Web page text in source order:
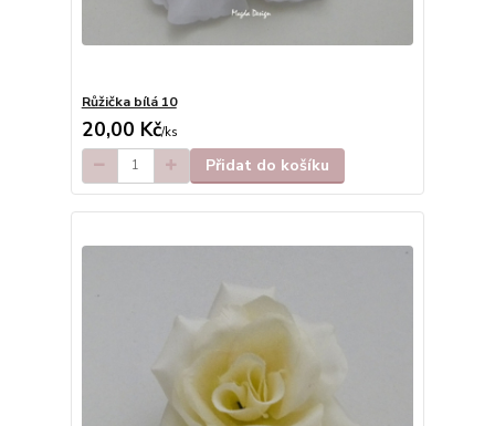
Růžička bílá 10
20,00 Kč/ks
Přidat do košíku